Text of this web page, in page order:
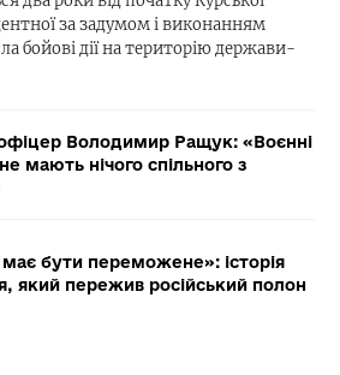
за задумом і виконанням
бойові дії на територію держави-
Володимир Ращук: «Воєнні
мають нічого спільного з
бути переможене»: історія
який пережив російський полон